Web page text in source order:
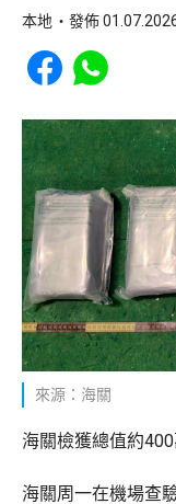
本地 發佈
Share to Facebook
Share to
來源：海關
海關檢獲總值約
海關周一在機場查